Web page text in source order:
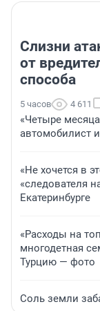
Слизни
от
способа
5 часов 4 611
«Четыре
автомобилист
«Не хочется в
«следователя
Екатеринбурге
«Расходы на
многодетная
Турцию — фото
Соль земли